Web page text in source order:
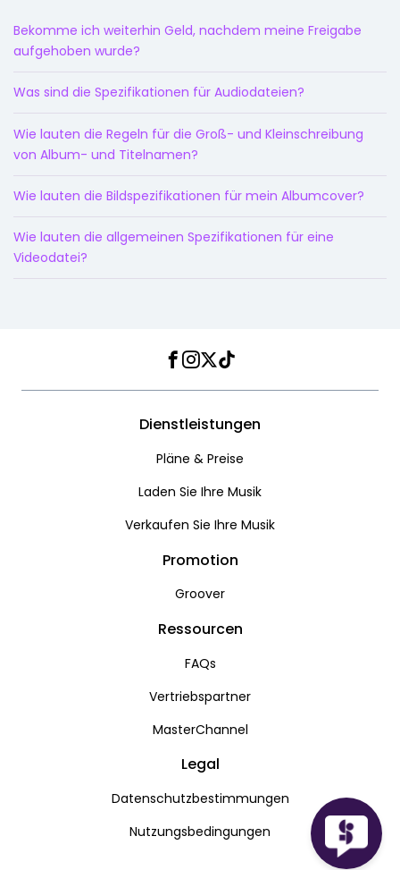
Bekomme ich weiterhin Geld, nachdem meine Freigabe
aufgehoben wurde?
Was sind die Spezifikationen für Audiodateien?
Wie lauten die Regeln für die Groß- und Kleinschreibung
von Album- und Titelnamen?
Wie lauten die Bildspezifikationen für mein Albumcover?
Wie lauten die allgemeinen Spezifikationen für eine
Videodatei?
Facebook
Instagram
Twitter
TikTok
Dienstleistungen
Pläne & Preise
Laden Sie Ihre Musik
Verkaufen Sie Ihre Musik
Promotion
Groover
Ressourcen
FAQs
Vertriebspartner
MasterChannel
Legal
Datenschutzbestimmungen
Nutzungsbedingungen